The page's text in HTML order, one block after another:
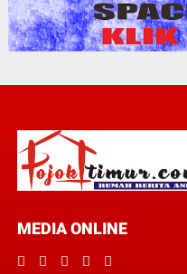
MEDIA ONLINE